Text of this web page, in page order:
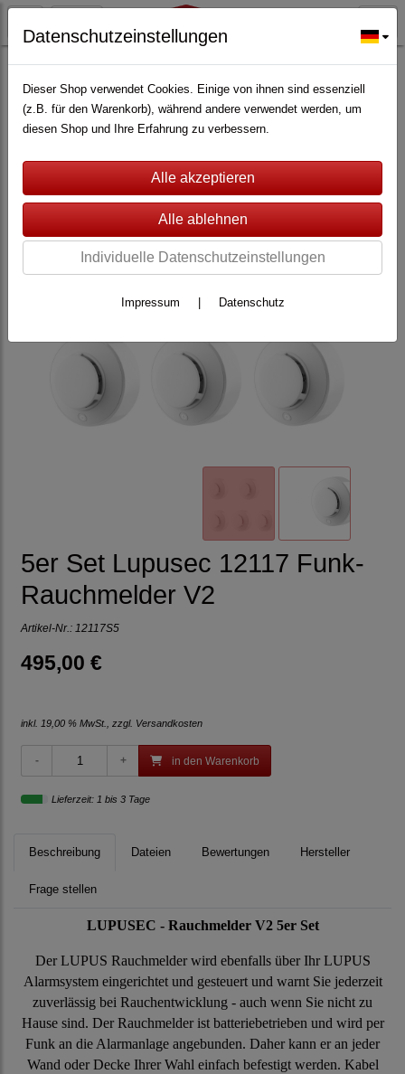
ALARMANLAGEN(362) Lupus Electronics(228)
Zubehör für Lupus XT(147)
5er Set Lupusec 12117 Funk-
Rauchmelder V2
Artikel-Nr.: 12117S5
495,00 €
inkl. 19,00 % MwSt., zzgl. Versandkosten
in den Warenkorb
Lieferzeit: 1 bis 3 Tage
Beschreibung Dateien Bewertungen Hersteller
Frage stellen
LUPUSEC - Rauchmelder V2 5er Set
Der LUPUS Rauchmelder wird ebenfalls über Ihr LUPUS
Alarmsystem eingerichtet und gesteuert und warnt Sie jederzeit
zuverlässig bei Rauchentwicklung - auch wenn Sie nicht zu
Hause sind. Der Rauchmelder ist batteriebetrieben und wird per
Funk an die Alarmanlage angebunden. Daher kann er an jeder
Wand oder Decke Ihrer Wahl einfach befestigt werden. Kabel
Datenschutzeinstellungen
Dieser Shop verwendet Cookies. Einige von ihnen sind essenziell
(z.B. für den Warenkorb), während andere verwendet werden, um
diesen Shop und Ihre Erfahrung zu verbessern.
Individuelle Datenschutzeinstellungen
Impressum Datenschutz